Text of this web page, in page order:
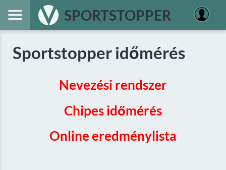
SPORTSTOPPER
Sportstopper időmérés
Nevezési rendszer
Chipes időmérés
Online eredménylista